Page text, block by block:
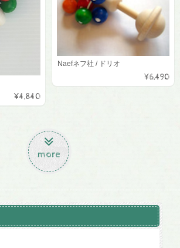
¥4,840
Naefネフ社 / ドリオ
¥6,490
more